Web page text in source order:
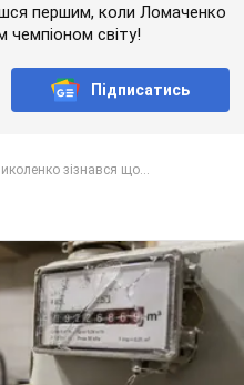
першим, коли Ломаченко
світу!
Підписатись
зізнався що...